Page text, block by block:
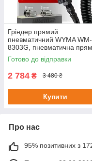
Гріндер прямий
пневматичний WYMA WM-
8303G, пневматична
зачистна машина на 25000
об/хв
Готово до відправки
2 784 ₴ 3 480 ₴
Купити
Про нас
95% позитивних з 172